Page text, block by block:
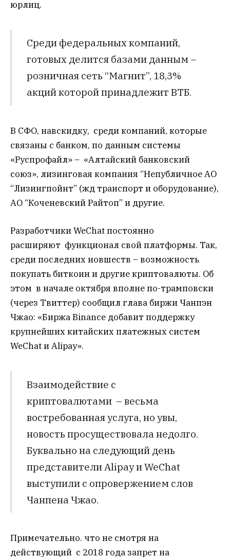
юрлиц.
Среди федеральных компаний,
готовых делится базами данным –
розничная сеть “Магнит”, 18,3%
акций которой принадлежит ВТБ.
В СФО, навскидку, среди компаний, которые
связаны с банком, по данным системы
«Руспрофайл» – «Алтайский банковский
союз», лизинговая компания “Непубличное АО
“Лизингпойнт” (жд транспорт и оборудование),
АО “Коченевский Райтоп” и другие.
Разработчики WeChat постоянно
расширяют функционал свой платформы. Так,
среди последних новшеств – возможность
покупать биткоин и другие криптовалюты. Об
этом в начале октября вполне по-трамповски
(через Твиттер) сообщил глава биржи Чанпэн
Чжао: «Биржа Binance добавит поддержку
крупнейших китайских платежных систем
WeChat и Alipay».
Взаимодействие с
криптовалютами – весьма
востребованная услуга, но увы,
новость просуществовала недолго.
Буквально на следующий день
представители Alipay и WeChat
выступили с опровержением слов
Чанпена Чжао.
Примечательно. что не смотря на
действующий с 2018 года запрет на